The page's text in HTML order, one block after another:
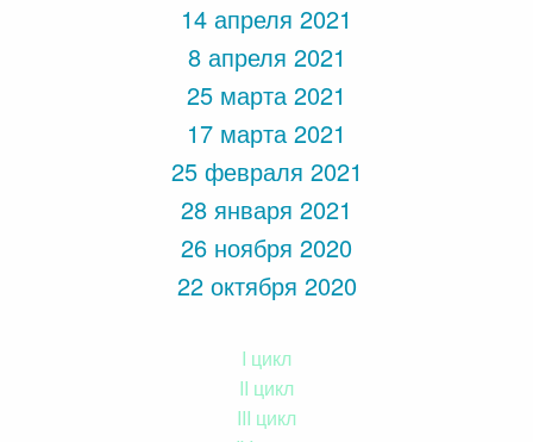
14 апреля 2021
8 апреля 2021
25 марта 2021
17 марта 2021
25 февраля 2021
28 января 2021
26 ноября 2020
22 октября 2020
I цикл
II цикл
III цикл